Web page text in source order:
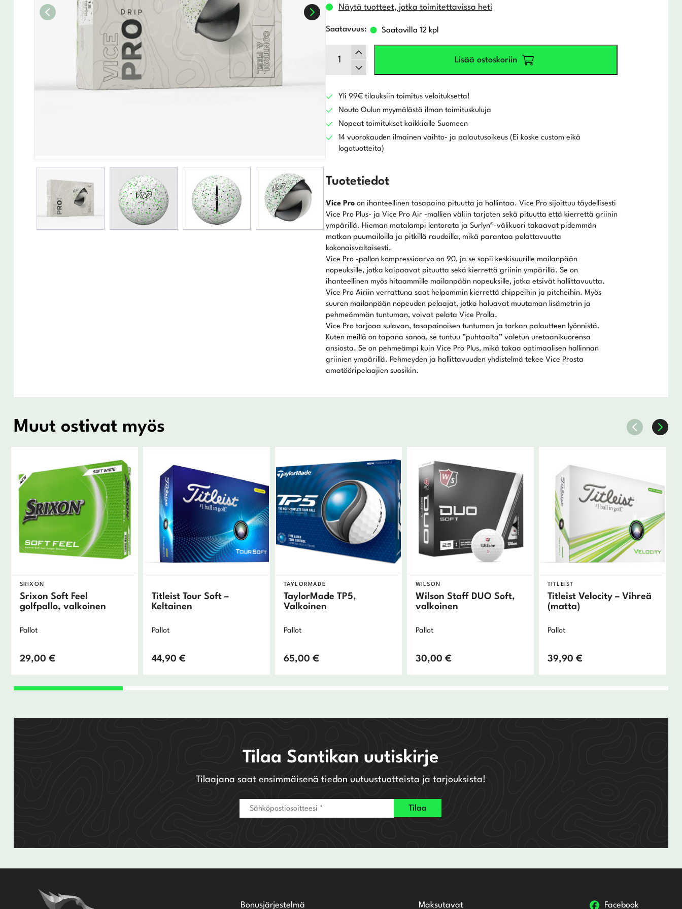
Wedget
Miesten aloittelijan setit
Naisten täyssetit
Naisten aloittelijan setit
Näytä tuotteet, jotka toimitettavissa heti
Saatavilla 12 kpl
lime/musta
määrä
Lisää ostoskoriin
Yli 99€ tilauksiin toimitus veloituksetta!
Nouto Oulun myymälästä ilman toimituskuluja
Nopeat toimitukset kaikkialle Suomeen
14 vuorokauden ilmainen vaihto- ja palautusoikeus (Ei koske custom eikä
logotuotteita)
Tuotetiedot
Vice Proon ihanteellinen tasapaino pituutta ja hallintaa. Vice Pro sijoittuu täydellisesti
Vice Pro Plus- ja Vice Pro Air -mallien väliin tarjoten sekä pituutta että kierrettä griinin
ympärillä. Hieman matalampi lentorata ja Surlyn®-välikuori takaavat pidemmän
matkan puumailoilla ja pitkillä raudoilla, mikä parantaa pelattavuutta
kokonaisvaltaisesti.
Vice Pro -pallon kompressioarvo on 90, ja se sopii keskisuurille mailanpään
nopeuksille, jotka kaipaavat pituutta sekä kierrettä griinin ympärillä. Se on
ihanteellinen myös hitaammille mailanpään nopeuksille, jotka etsivät hallittavuutta.
Vice Pro Airiin verrattuna saat helpommin kierrettä chippeihin ja pitcheihin. Myös
suuren mailanpään nopeuden pelaajat, jotka haluavat muutaman lisämetrin ja
pehmeämmän tuntuman, voivat pelata Vice Prolla.
Vice Pro tarjoaa sulavan, tasapainoisen tuntuman ja tarkan palautteen lyönnistä.
Kuten meillä on tapana sanoa, se tuntuu ”puhtaalta” valetun uretaanikuorensa
ansiosta. Se on pehmeämpi kuin Vice Pro Plus, mikä takaa optimaalisen hallinnan
griinien ympärillä. Pehmeyden ja hallittavuuden yhdistelmä tekee Vice Prosta
amatööripelaajien suosikin.
Muut ostivat myös
SRIXON
Srixon Soft Feel
golfpallo, valkoinen
Pallot
29,00 €
Titleist Tour Soft –
Keltainen
Pallot
44,90 €
TAYLORMADE
TaylorMade TP5,
Valkoinen
Pallot
65,00 €
WILSON
Wilson Staff DUO Soft,
valkoinen
Pallot
30,00 €
TITLEIST
Titleist Velocity – Vihreä
(matta)
Pallot
39,90 €
Tilaa Santikan uutiskirje
Tilaajana saat ensimmäisenä tiedon uutuustuotteista ja tarjouksista!
Bonusjärjestelmä Maksutavat Facebook